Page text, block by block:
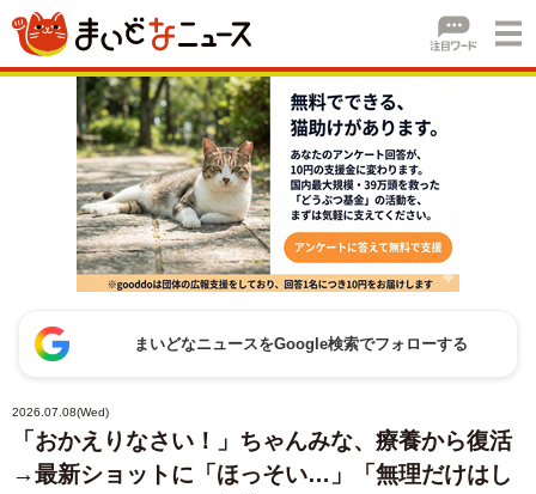
まいどなニュースをGoogle検索でフォローする
2026.07.08(Wed)
「おかえりなさい！」ちゃんみな、療養から復活
→最新ショットに「ほっそい…」「無理だけはし